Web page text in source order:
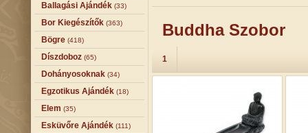
Ballagási Ajándék (33)
Bor Kiegészítők (363)
Bögre (418)
Díszdoboz (65)
Dohányosoknak (34)
Egzotikus Ajándék (18)
Elem (35)
Esküvőre Ajándék (111)
Buddha Szobor
1